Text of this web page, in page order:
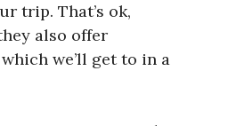
trip. That’s ok,
also offer
we’ll get to in a